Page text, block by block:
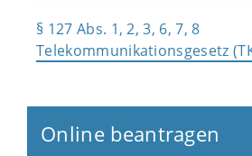
§ 127 Abs. 1, 2, 3, 6, 7, 8
Telekommunikationsgesetz
Online beantragen